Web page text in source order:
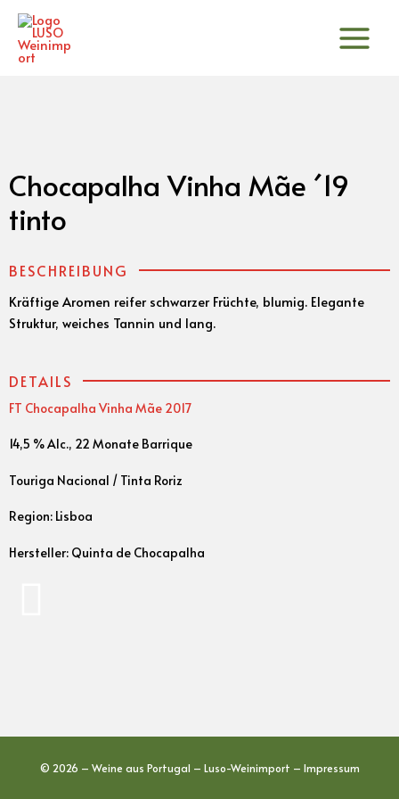
Zum
Inhalt
springen
Chocapalha Vinha Mãe ´19
tinto
BESCHREIBUNG
Kräftige Aromen reifer schwarzer Früchte, blumig. Elegante
Struktur, weiches Tannin und lang.
DETAILS
FT Chocapalha Vinha Mãe 2017
14,5 % Alc., 22 Monate Barrique
Touriga Nacional / Tinta Roriz
Region: Lisboa
Hersteller: Quinta de Chocapalha
© 2026 – Weine aus Portugal – Luso-Weinimport – Impressum